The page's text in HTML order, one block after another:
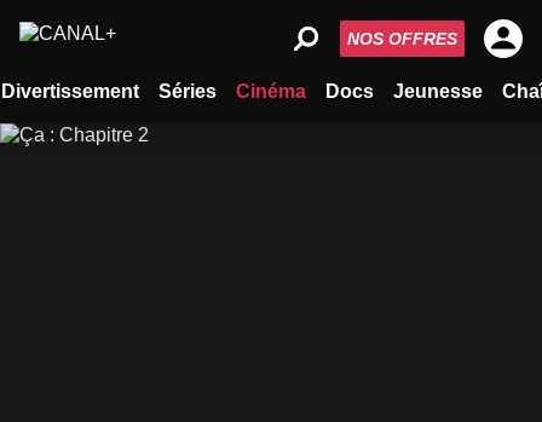
Divertissement Séries Cinéma Docs Jeunesse
NOS OFFRES